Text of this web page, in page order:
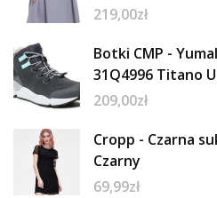
219,00zł
Botki CMP -
31Q4996 Titano
209,00zł
Cropp - Czarna
Czarny
69,99zł